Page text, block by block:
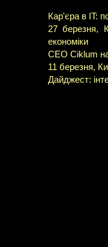
Кар'єра в IT:
27 березня,
економіки
СЕО Ciklum
11 березня,
Дайджест: